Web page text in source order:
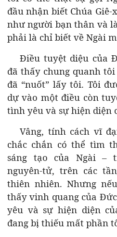
đầu nhận biết Chúa
như người bạn thân và
phải là chỉ biết về Ngài
Điều tuyệt diệu của
đã thấy chung quanh
đã “nuốt” lấy tôi. Tôi
dự vào một điều còn
tình yêu và sự hiện diện
Vâng, tính cách vĩ
chắc chắn có thể tìm
sáng tạo của Ngài –
nguyên-tử, trên các
thiên nhiên. Nhưng
thấy vinh quang của
yêu và sự hiện diện
đang bị thiếu mất phần